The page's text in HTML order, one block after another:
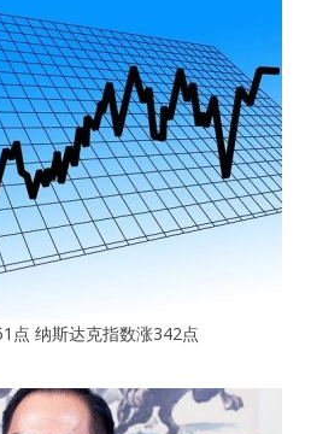
点 纳斯达克指数涨342点